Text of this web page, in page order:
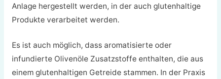
Anlage hergestellt werden, in der auch glutenhaltige
Produkte verarbeitet werden.
Es ist auch möglich, dass aromatisierte oder
infundierte Olivenöle Zusatzstoffe enthalten, die aus
einem glutenhaltigen Getreide stammen. In der Praxis